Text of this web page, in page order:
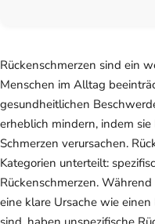
Rückenschmerzen sind ein
Menschen im Alltag
gesundheitlichen
erheblich mindern, indem
Schmerzen verursachen.
Kategorien unterteilt:
Rückenschmerzen.
eine klare Ursache wie